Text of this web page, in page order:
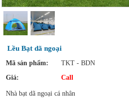
Lều Bạt dã ngoại
Mã sản phẩm:
TKT - BDN
Giá:
Call
Nhà bạt dã ngoại cá nhân